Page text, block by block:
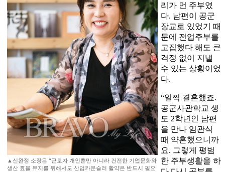
▲신완정 소장은 “근로자 개인뿐만 아니라 건전한 기업문화와
생산 효율 유지를 위해서도 산업카운슬러 활약은 반드시 필요
리가 먼 주부였
다. 남편이 공군
장교로 있었기 때
문에 전업주부를
고집했다 해도 큰
걱정 없이 지낼
수 있는 상황이었
다.
“일찍 결혼했죠.
공군사관학교 생
도 2학년인 남편
을 만나 임관식
때 약혼했으니까
요. 그렇게 평범
한 주부생활을 하